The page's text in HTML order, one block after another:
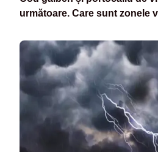
următoare. Care sunt zonele